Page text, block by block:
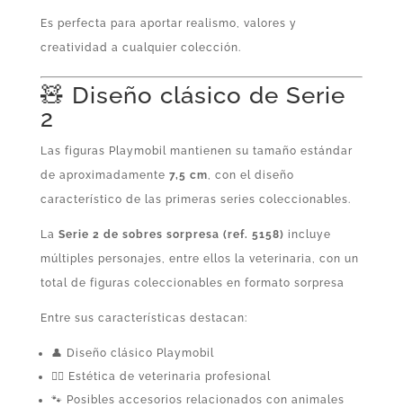
Es perfecta para aportar realismo, valores y
creatividad a cualquier colección.
🧸 Diseño clásico de Serie
2
Las figuras Playmobil mantienen su tamaño estándar
de aproximadamente 7,5 cm , con el diseño
característico de las primeras series coleccionables.
La Serie 2 de sobres sorpresa (ref. 5158) incluye
múltiples personajes, entre ellos la veterinaria, con un
total de figuras coleccionables en formato sorpresa
Entre sus características destacan:
👤 Diseño clásico Playmobil
👩‍⚕️ Estética de veterinaria profesional
🐾 Posibles accesorios relacionados con animales